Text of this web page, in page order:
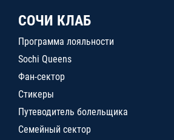
СОЧИ КЛАБ
Программа лояльности
Sochi Queens
Фан-сектор
Стикеры
Путеводитель болельщика
Семейный сектор